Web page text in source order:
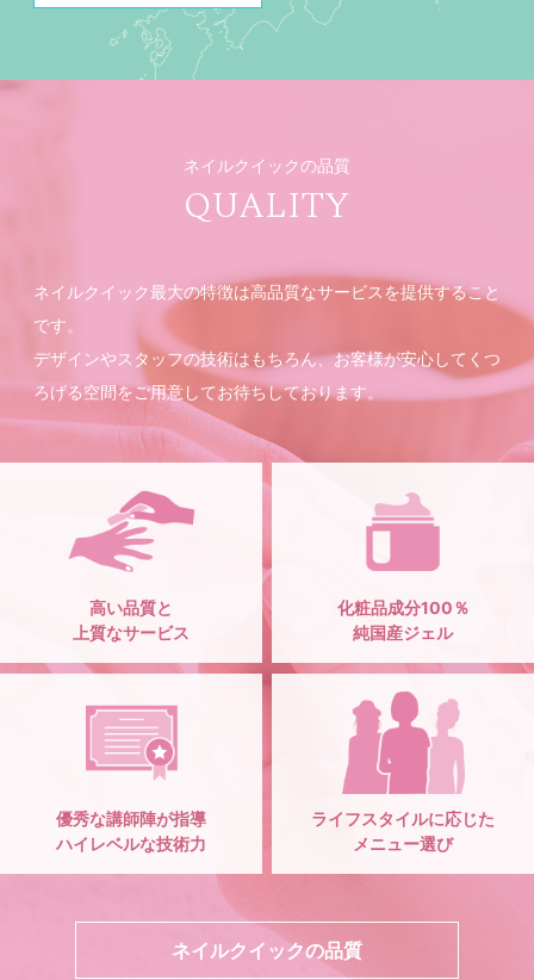
ネイルクイックの品質
QUALITY
ネイルクイック最大の特徴は高品質なサービスを提供すること
です。
デザインやスタッフの技術はもちろん、お客様が安心してくつ
ろげる空間をご用意してお待ちしております。
高い品質と
上質なサービス
化粧品成分100％
純国産ジェル
優秀な講師陣が指導
ハイレベルな技術力
ライフスタイルに応じた
メニュー選び
ネイルクイックの品質